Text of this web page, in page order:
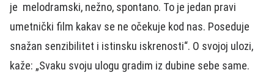
je melodramski, nežno, spontano. To je jedan pravi
umetnički film kakav se ne očekuje kod nas. Poseduje
snažan senzibilitet i istinsku iskrenosti“. O svojoj ulozi,
kaže: „Svaku svoju ulogu gradim iz dubine sebe same.